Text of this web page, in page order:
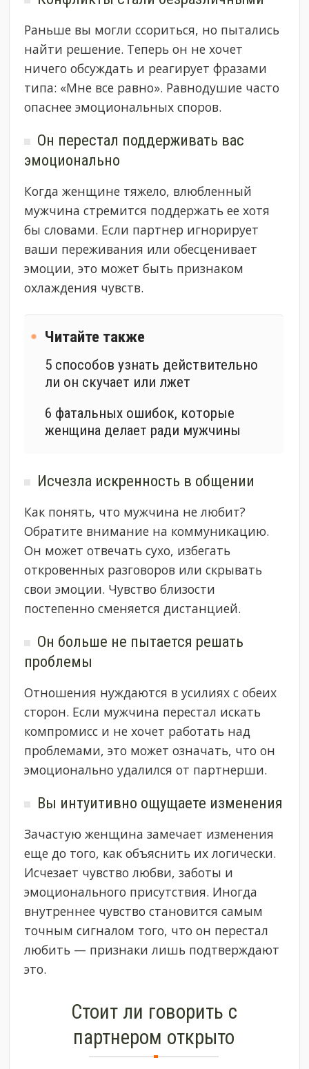
Раньше вы могли ссориться, но пытались
найти решение. Теперь он не хочет
ничего обсуждать и реагирует фразами
типа: «Мне все равно». Равнодушие часто
опаснее эмоциональных споров.
Он перестал поддерживать вас
эмоционально
Когда женщине тяжело, влюбленный
мужчина стремится поддержать ее хотя
бы словами. Если партнер игнорирует
ваши переживания или обесценивает
эмоции, это может быть признаком
охлаждения чувств.
Читайте также
5 способов узнать действительно
ли он скучает или лжет
6 фатальных ошибок, которые
женщина делает ради мужчины
Исчезла искренность в общении
Как понять, что мужчина не любит?
Обратите внимание на коммуникацию.
Он может отвечать сухо, избегать
откровенных разговоров или скрывать
свои эмоции. Чувство близости
постепенно сменяется дистанцией.
Он больше не пытается решать
проблемы
Отношения нуждаются в усилиях с обеих
сторон. Если мужчина перестал искать
компромисс и не хочет работать над
проблемами, это может означать, что он
эмоционально удалился от партнерши.
Вы интуитивно ощущаете изменения
Зачастую женщина замечает изменения
еще до того, как объяснить их логически.
Исчезает чувство любви, заботы и
эмоционального присутствия. Иногда
внутреннее чувство становится самым
точным сигналом того, что он перестал
любить — признаки лишь подтверждают
это.
Стоит ли говорить с
партнером открыто